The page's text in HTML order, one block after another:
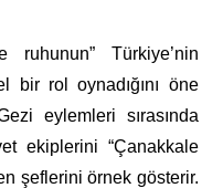
ruhunun” Türkiye’nin
bir rol oynadığını öne
eylemleri sırasında
ekiplerini “Çanakkale
şeflerini örnek gösterir.